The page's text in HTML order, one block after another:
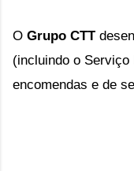
O Grupo CTT
(incluindo o
encomendas e de